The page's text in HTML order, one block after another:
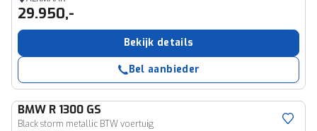
29.950,-
Bekijk details
Bel aanbieder
BMW R 1300 GS
Black storm metallic BTW voertuig